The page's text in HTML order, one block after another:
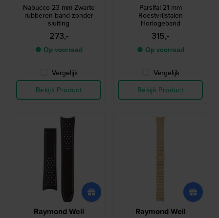
Nabucco 23 mm Zwarte
rubberen band zonder
sluiting
273,-
● Op voorraad
Vergelijk
Bekijk Product
Parsifal 21 mm
Roestvrijstalen
Horlogeband
315,-
● Op voorraad
Vergelijk
Bekijk Product
Raymond Weil Raymond Weil